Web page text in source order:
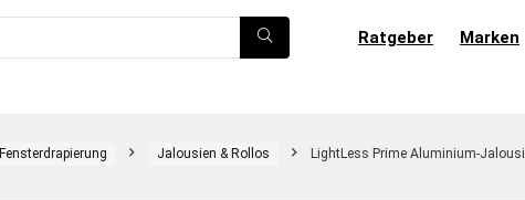
Ratgeber Marken
Fensterdrapierung Jalousien & Rollos
LightLess Prime Aluminium-